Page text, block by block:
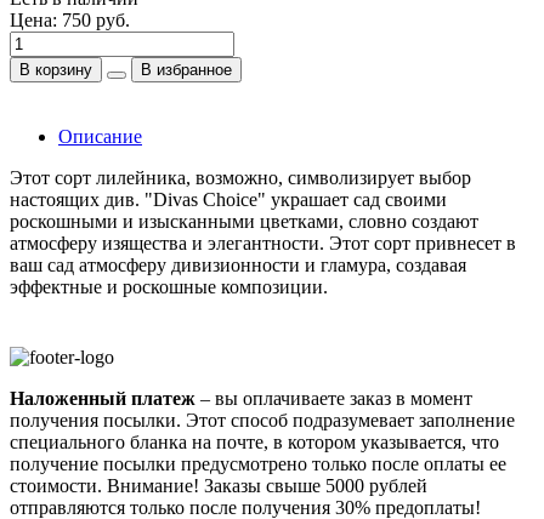
Цена: 750 руб.
В корзину В избранное
Описание
Этот сорт лилейника, возможно, символизирует выбор
настоящих див. "Divas Choice" украшает сад своими
роскошными и изысканными цветками, словно создают
атмосферу изящества и элегантности. Этот сорт привнесет в
ваш сад атмосферу дивизионности и гламура, создавая
эффектные и роскошные композиции.
Наложенный платеж – вы оплачиваете заказ в момент
получения посылки. Этот способ подразумевает заполнение
специального бланка на почте, в котором указывается, что
получение посылки предусмотрено только после оплаты ее
стоимости. Внимание! Заказы свыше 5000 рублей
отправляются только после получения 30% предоплаты!